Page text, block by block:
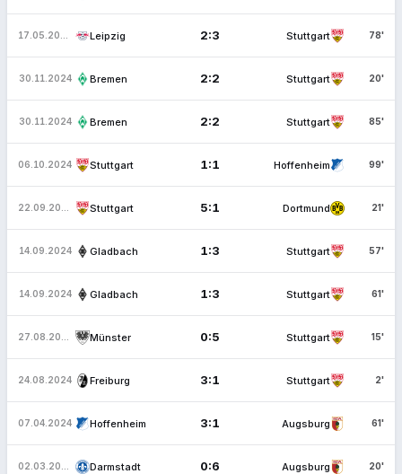
Leipzig 2:3 Stuttgart 78'
30.11.2024 Bremen 2:2 Stuttgart 20'
30.11.2024 Bremen 2:2 Stuttgart 85'
06.10.2024 Stuttgart 1:1 Hoffenheim 99'
Stuttgart 5:1 Dortmund 21'
14.09.2024 Gladbach 1:3 Stuttgart 57'
14.09.2024 Gladbach 1:3 Stuttgart 61'
Münster 0:5 Stuttgart 15'
24.08.2024 Freiburg 3:1 Stuttgart 2'
07.04.2024 Hoffenheim 3:1 Augsburg 61'
Darmstadt 0:6 Augsburg 20'